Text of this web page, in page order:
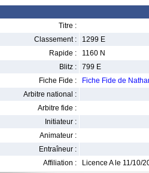
Titre :
Classement :
1299 E
Rapide :
1160 N
Blitz :
799 E
Fiche Fide :
Fiche Fide de
Arbitre national :
Arbitre fide :
Initiateur :
Animateur :
Entraîneur :
Affiliation :
Licence A le 11/10/